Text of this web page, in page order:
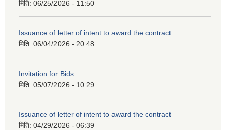
मिति: 06/25/2026 - 11:50
Issuance of letter of intent to award the contract
मिति: 06/04/2026 - 20:48
Invitation for Bids .
मिति: 05/07/2026 - 10:29
Issuance of letter of intent to award the contract
मिति: 04/29/2026 - 06:39